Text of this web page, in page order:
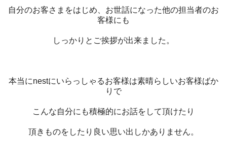
自分のお客さまをはじめ、お世話になった他の担当者のお
客様にも
しっかりとご挨拶が出来ました。
本当にnestにいらっしゃるお客様は素晴らしいお客様ばか
りで
こんな自分にも積極的にお話をして頂けたり
頂きものをしたり良い思い出しかありません。